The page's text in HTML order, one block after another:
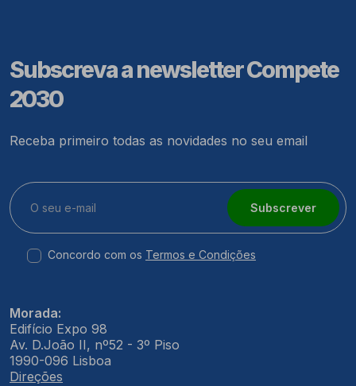
Subscreva a newsletter Compete
2030
Receba primeiro todas as novidades no seu email
Subscrever
Concordo com os Termos e Condições
Morada:
Edifício Expo 98
Av. D.João II, nº52 - 3º Piso
1990-096 Lisboa
Direções